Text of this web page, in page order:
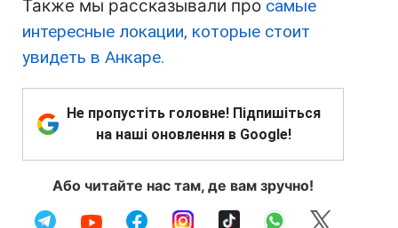
Также мы рассказывали про самые
интересные локации, которые стоит
увидеть в Анкаре.
Не пропустіть головне! Підпишіться
на наші оновлення в Google!
Або читайте нас там, де вам зручно!